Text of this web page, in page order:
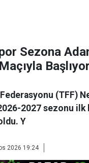
Sezona
Başlıyor
(TFF)
2027 sezonu ilk
Y
2026 19:24